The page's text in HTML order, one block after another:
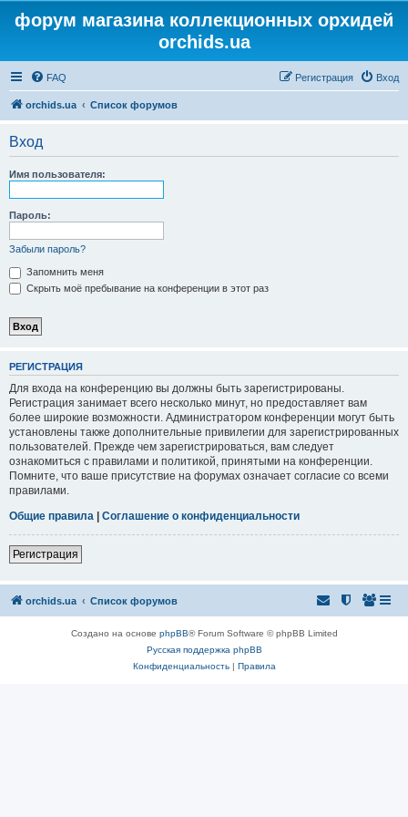
форум магазина коллекционных орхидей
orchids.ua
FAQ Вход
Регистрация
orchids.ua Список форумов
Вход
Имя пользователя:
Пароль:
Забыли пароль?
Запомнить меня
Скрыть моё пребывание на конференции в этот раз
РЕГИСТРАЦИЯ
Для входа на конференцию вы должны быть зарегистрированы.
Регистрация занимает всего несколько минут, но предоставляет вам
более широкие возможности. Администратором конференции могут быть
установлены также дополнительные привилегии для зарегистрированных
пользователей. Прежде чем зарегистрироваться, вам следует
ознакомиться с правилами и политикой, принятыми на конференции.
Помните, что ваше присутствие на форумах означает согласие со всеми
правилами.
Общие правила | Соглашение о конфиденциальности
Регистрация
orchids.ua Список форумов
Создано на основе phpBB® Forum Software © phpBB Limited
Русская поддержка phpBB
Конфиденциальность| Правила